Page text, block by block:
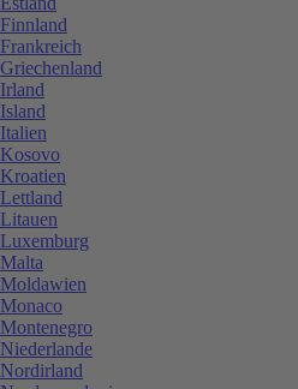
Finnland
Frankreich
Griechenland
Irland
Island
Italien
Kosovo
Kroatien
Lettland
Litauen
Luxemburg
Malta
Moldawien
Monaco
Montenegro
Niederlande
Nordirland